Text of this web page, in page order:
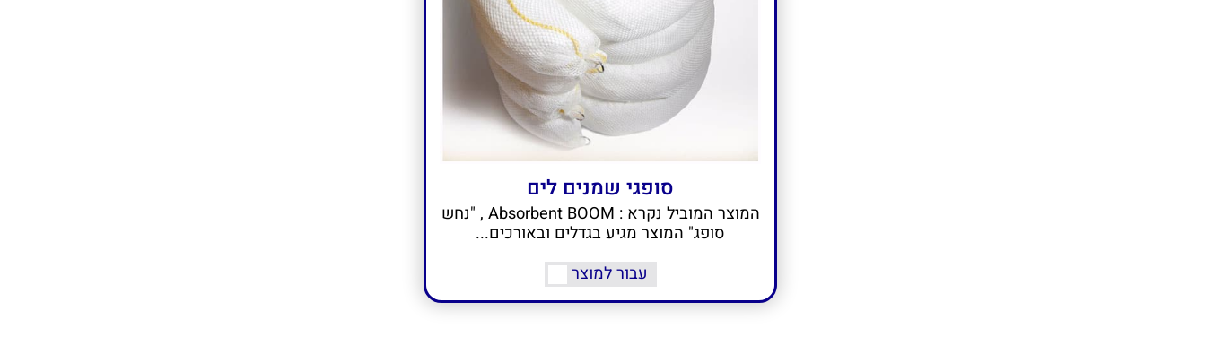
סופגי שמנים לים
המוצר המוביל נקרא : Absorbent BOOM , "נחש
סופג" המוצר מגיע בגדלים ובאורכים...
עבור למוצר